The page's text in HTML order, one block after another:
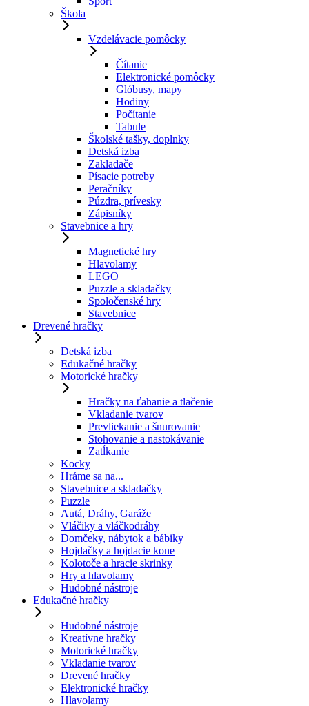
Škola
Vzdelávacie pomôcky
Čítanie
Elektronické pomôcky
Glóbusy, mapy
Hodiny
Počítanie
Tabule
Školské tašky, doplnky
Detská izba
Zakladače
Písacie potreby
Peračníky
Púzdra, prívesky
Zápisníky
Stavebnice a hry
Magnetické hry
Hlavolamy
LEGO
Puzzle a skladačky
Spoločenské hry
Stavebnice
Drevené hračky
Detská izba
Edukačné hračky
Motorické hračky
Hračky na ťahanie a tlačenie
Vkladanie tvarov
Prevliekanie a šnurovanie
Stohovanie a nastokávanie
Zatĺkanie
Kocky
Hráme sa na...
Stavebnice a skladačky
Puzzle
Autá, Dráhy, Garáže
Vláčiky a vláčkodráhy
Domčeky, nábytok a bábiky
Hojdačky a hojdacie kone
Kolotoče a hracie skrinky
Hry a hlavolamy
Hudobné nástroje
Edukačné hračky
Hudobné nástroje
Kreatívne hračky
Motorické hračky
Vkladanie tvarov
Drevené hračky
Elektronické hračky
Hlavolamy